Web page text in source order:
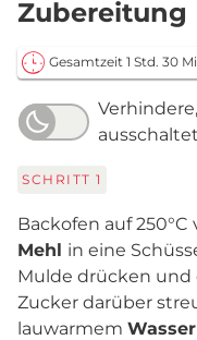
Zubereitung
Gesamtzeit 1 Std. 30
ausschaltet
SCHRITT 1
Backofen auf 250°C
Mehl in eine
Mulde drücken und
Zucker darüber
lauwarmem Wasser